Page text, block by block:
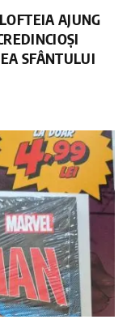
AJUNG
SFÂNTULUI